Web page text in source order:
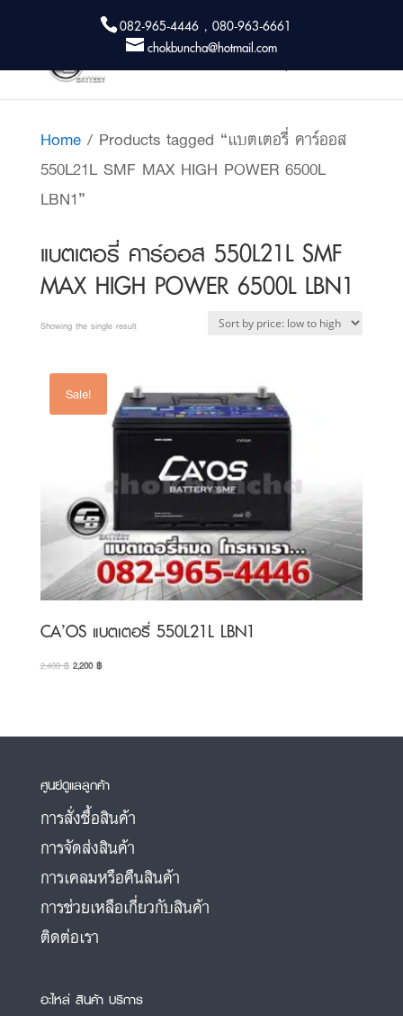
082-965-4446 , 080-963-6661
chokbuncha@hotmail.com
Home/ Products tagged “แบตเตอรี่ คาร์ออส
550L21L SMF MAX HIGH POWER 6500L
LBN1”
แบตเตอรี่ คาร์ออส 550L21L SMF
MAX HIGH POWER 6500L LBN1
Showing the single result
Sale!
CA’OS แบตเตอรี่ 550L21L LBN1
2,400฿ Original
2,200฿Current
ศูนย์ดูแลลูกค้า
การสั่งซื้อสินค้า
การจัดส่งสินค้า
การเคลมหรือคืนสินค้า
การช่วยเหลือเกี่ยวกับสินค้า
ติดต่อเรา
อะไหล่ สินค้า บริการ